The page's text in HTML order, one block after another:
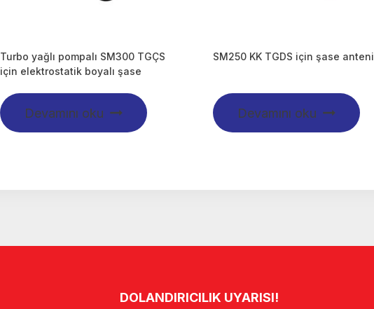
Turbo yağlı pompalı SM300 TGÇS
için elektrostatik boyalı şase
Devamını oku
SM250 KK TGDS için şase anteni
Devamını oku
DOLANDIRICILIK UYARISI!